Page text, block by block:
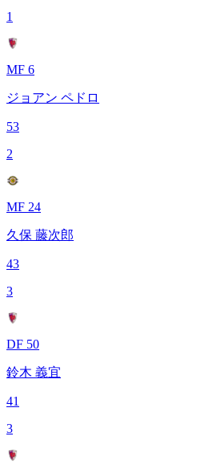
1
MF 6
ジョアン ペドロ
53
2
MF 24
久保 藤次郎
43
3
DF 50
鈴木 義宜
41
3